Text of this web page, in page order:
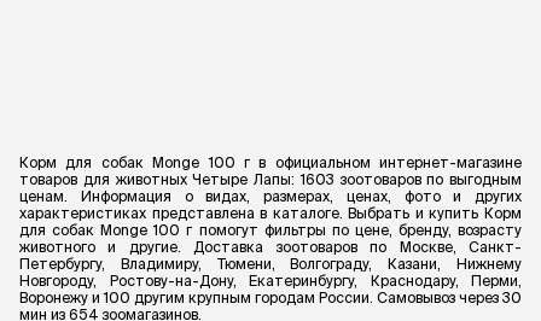
Корм для собак Monge 100 г в официальном интернет-магазине
товаров для животных Четыре Лапы: 1603 зоотоваров по выгодным
ценам. Информация о видах, размерах, ценах, фото и других
характеристиках представлена в каталоге. Выбрать и купить Корм
для собак Monge 100 г помогут фильтры по цене, бренду, возрасту
животного и другие. Доставка зоотоваров по Москве, Санкт-
Петербургу, Владимиру, Тюмени, Волгограду, Казани, Нижнему
Новгороду, Ростову-на-Дону, Екатеринбургу, Краснодару, Перми,
Воронежу и 100 другим крупным городам России. Самовывоз через 30
мин из 654 зоомагазинов.